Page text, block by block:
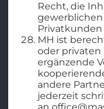
Recht, die
MH ist
oder privaten
ergänzende
andere
jederzeit